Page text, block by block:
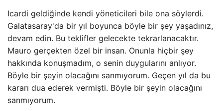
Icardi geldiğinde kendi yöneticileri bile ona söylerdi.
Galatasaray'da bir yıl boyunca böyle bir şey yaşadınız,
devam edin. Bu teklifler gelecekte tekrarlanacaktır.
Mauro gerçekten özel bir insan. Onunla hiçbir şey
hakkında konuşmadım, o senin duygularını anlıyor.
Böyle bir şeyin olacağını sanmıyorum. Geçen yıl da bu
kararı dua ederek vermişti. Böyle bir şeyin olacağını
sanmıyorum.